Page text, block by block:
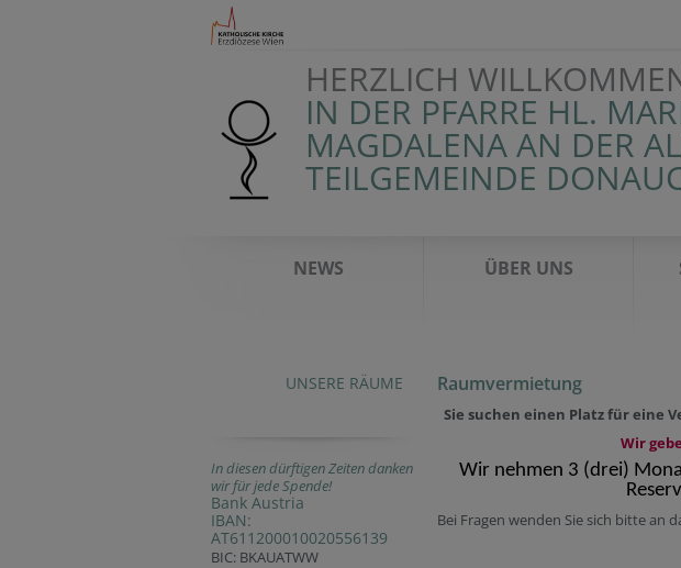
HERZLICH
IN DER PFARRE HL.
MAGDALENA AN DER
TEILGEMEINDE
NEWS ÜBER UNS
UNSERE RÄUME
In diesen dürftigen Zeiten danken
wir für jede Spende!
Bank Austria
IBAN:
AT611200010020556139
BIC: BKAUATWW
Raumvermietung
Sie suchen einen Platz für eine
Wir
Wir nehmen 3 (drei)
Bei Fragen wenden Sie sich bitte an